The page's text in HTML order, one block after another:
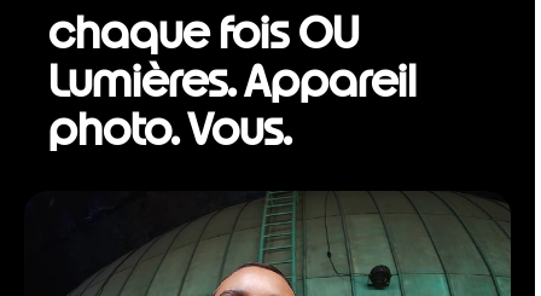
chaque fois OU
Lumières. Appareil
photo. Vous.